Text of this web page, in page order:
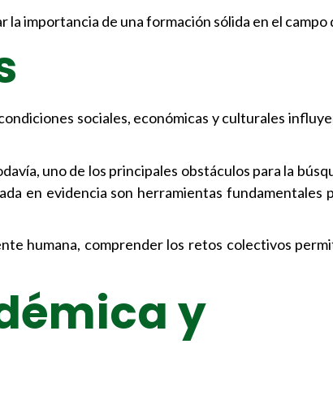
importancia de una formación sólida en el campo
sociales, económicas y culturales
uno de los principales obstáculos para la
en evidencia son herramientas fundamentales
humana, comprender los retos colectivos
y